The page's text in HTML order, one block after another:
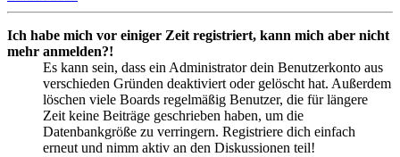
Ich habe mich vor einiger Zeit registriert, kann mich aber nicht
mehr anmelden?!
Es kann sein, dass ein Administrator dein Benutzerkonto aus
verschieden Gründen deaktiviert oder gelöscht hat. Außerdem
löschen viele Boards regelmäßig Benutzer, die für längere
Zeit keine Beiträge geschrieben haben, um die
Datenbankgröße zu verringern. Registriere dich einfach
erneut und nimm aktiv an den Diskussionen teil!